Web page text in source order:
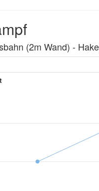
(2m Wand) ‐